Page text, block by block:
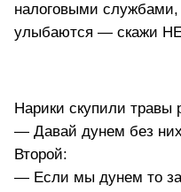
налоговыми службами,
улыбаются — скажи
Нарики скупили травы
— Давай дунем без
Второй:
— Если мы дунем то